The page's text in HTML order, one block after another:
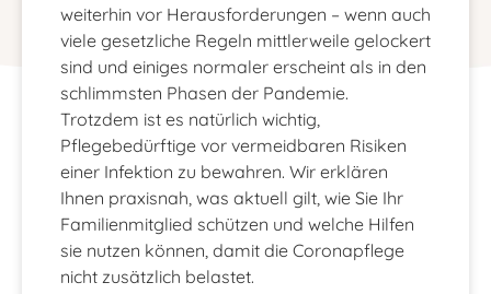
weiterhin vor Herausforderungen – wenn auch
viele gesetzliche Regeln mittlerweile gelockert
sind und einiges normaler erscheint als in den
schlimmsten Phasen der Pandemie.
Trotzdem ist es natürlich wichtig,
Pflegebedürftige vor vermeidbaren Risiken
einer Infektion zu bewahren. Wir erklären
Ihnen praxisnah, was aktuell gilt, wie Sie Ihr
Familienmitglied schützen und welche Hilfen
sie nutzen können, damit die Coronapflege
nicht zusätzlich belastet.